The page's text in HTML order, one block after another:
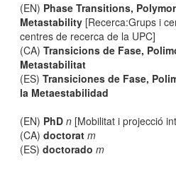
(EN) Phase Transitions,
Metastability [Recerca:Grups i
centres de recerca de la UPC]
(CA)Transicions de Fase,
Metastabilitat
(ES)Transiciones de Fase,
la Metaestabilidad
(EN) PhD n [Mobilitat i projecció
(CA)doctorat m
(ES)doctorado m